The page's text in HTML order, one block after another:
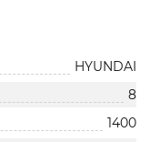
HYUNDAI
8
1400